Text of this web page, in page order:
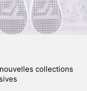
collections